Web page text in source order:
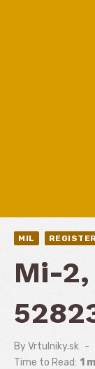
MIL
Mi-2,
ByVrtulniky.sk
Time to Read: 1